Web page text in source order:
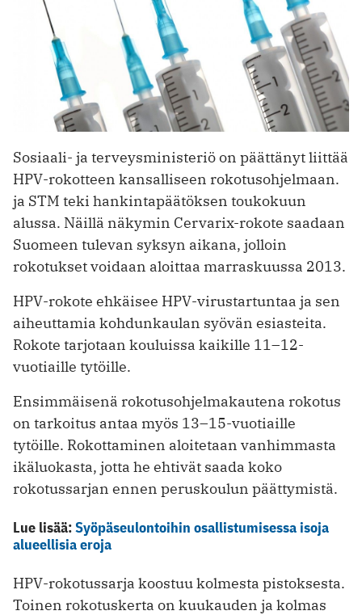
Sosiaali- ja terveysministeriö on päättänyt liittää
HPV-rokotteen kansalliseen rokotusohjelmaan.
ja STM teki hankintapäätöksen toukokuun
alussa. Näillä näkymin Cervarix-rokote saadaan
Suomeen tulevan syksyn aikana, jolloin
rokotukset voidaan aloittaa marraskuussa 2013.
HPV-rokote ehkäisee HPV-virustartuntaa ja sen
aiheuttamia kohdunkaulan syövän esiasteita.
Rokote tarjotaan kouluissa kaikille 11–12-
vuotiaille tytöille.
Ensimmäisenä rokotusohjelmakautena rokotus
on tarkoitus antaa myös 13–15-vuotiaille
tytöille. Rokottaminen aloitetaan vanhimmasta
ikäluokasta, jotta he ehtivät saada koko
rokotussarjan ennen peruskoulun päättymistä.
Lue lisää:Syöpäseulontoihin osallistumisessa isoja
alueellisia eroja
HPV-rokotussarja koostuu kolmesta pistoksesta.
Toinen rokotuskerta on kuukauden ja kolmas